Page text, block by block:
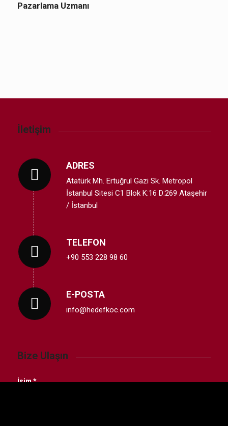
Pazarlama Uzmanı
İletişim
ADRES
Atatürk Mh. Ertuğrul Gazi Sk. Metropol
İstanbul Sitesi C1 Blok K:16 D:269 Ataşehir
/ İstanbul
TELEFON
+90 553 228 98 60
E-POSTA
info@hedefkoc.com
Bize Ulaşın
İsim*